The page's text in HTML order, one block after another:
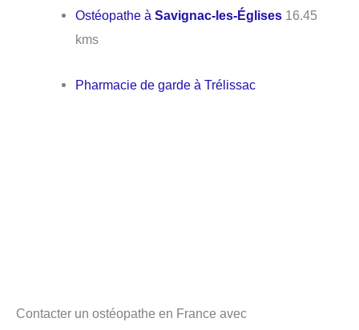
Ostéopathe àSavignac-les-Églises 16.45
kms
Pharmacie de garde à Trélissac
Contacter un ostéopathe en France avec